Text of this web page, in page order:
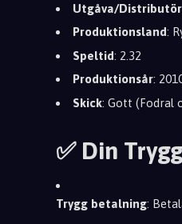
Utgåva/Distributör
Produktionsland:
Speltid: 2.32
Produktionsår:
Skick: Gott (Fodral
✅ Din
Trygg betalning: